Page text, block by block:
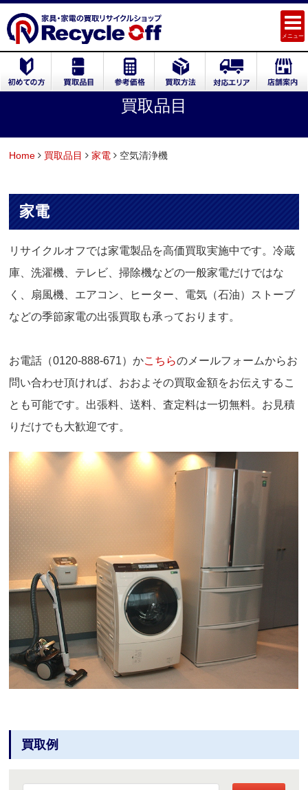
メニュー
買取品目
Home 買取品目 家電 空気清浄機
家電
リサイクルオフでは家電製品を高価買取実施中です。冷蔵
庫、洗濯機、テレビ、掃除機などの一般家電だけではな
く、扇風機、エアコン、ヒーター、電気（石油）ストーブ
などの季節家電の出張買取も承っております。
お電話（0120-888-671）かこちらのメールフォームからお
問い合わせ頂ければ、おおよその買取金額をお伝えするこ
とも可能です。出張料、送料、査定料は一切無料。お見積
りだけでも大歓迎です。
買取例